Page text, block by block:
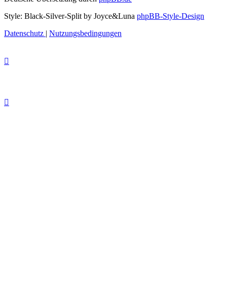
Style: Black-Silver-Split by Joyce&Luna phpBB-Style-Design
Datenschutz | Nutzungsbedingungen